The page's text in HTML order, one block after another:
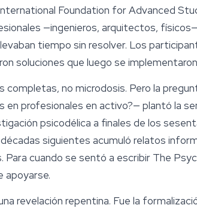
Foundation for Advanced
—ingenieros, arquitectos,
tiempo sin resolver. Los
soluciones que luego se
completas, no microdosis. Pero la
en profesionales en activo?— plantó la
psicodélica a finales de los
siguientes acumuló relatos
Para cuando se sentó a escribir The
apoyarse.
revelación repentina. Fue la